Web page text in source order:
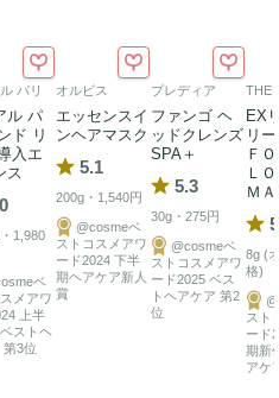
い余韻へ
パリ
ル パ
ド リ
入エ
ス
1,980
ベ
メアワ
上半
ストヘ
第3位
オルビス
エッセンスイ
ンヘアマスク
5.1
200g・1,540円
@cosmeベ
ストコスメアワ
ード2024 下半
期ヘアケア新人
賞
プレディア
ファンゴ ヘ
ッドクレンズ
SPA＋
5.3
30g・275円
@cosmeベ
ストコスメアワ
ード2025 ベス
トヘアケア 第2
位
THE
EX
リ
Ｆ
Ｌ
Ｍ
8g (
格)
スト
ード
期新
アケ